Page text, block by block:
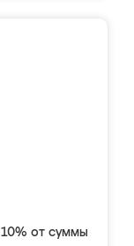
10% от суммы